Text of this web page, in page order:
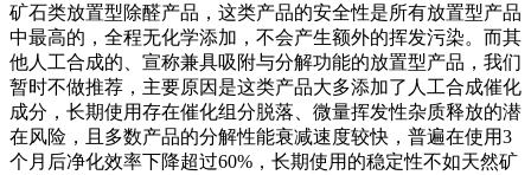
矿石类放置型除醛产品，这类产品的安全性是所有放置型产品
中最高的，全程无化学添加，不会产生额外的挥发污染。而其
他人工合成的、宣称兼具吸附与分解功能的放置型产品，我们
暂时不做推荐，主要原因是这类产品大多添加了人工合成催化
成分，长期使用存在催化组分脱落、微量挥发性杂质释放的潜
在风险，且多数产品的分解性能衰减速度较快，普遍在使用3
个月后净化效率下降超过60%，长期使用的稳定性不如天然矿